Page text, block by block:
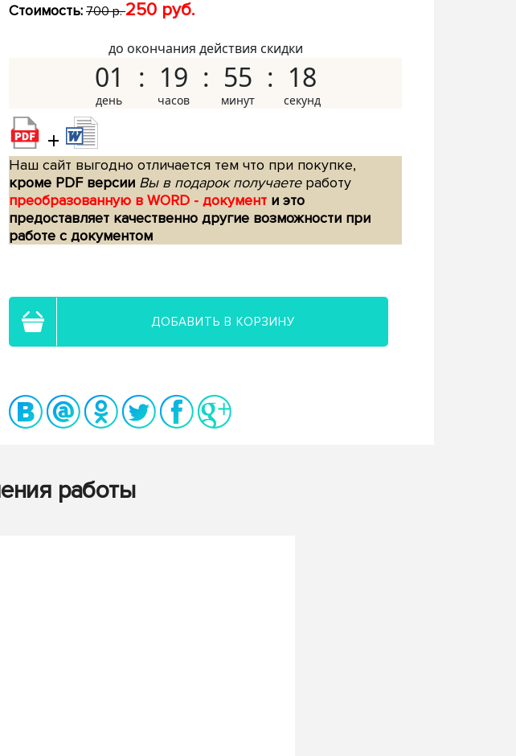
Стоимость: 700 р.250 руб.
до окончания действия скидки
01 19 55 17
+
Наш сайт выгодно отличается тем что при покупке,
кроме PDF версии Вы в подарок получаетеработу
преобразованную в WORD - документ и это
предоставляет качественно другие возможности при
работе с документом
ДОБАВИТЬ В КОРЗИНУ
работы